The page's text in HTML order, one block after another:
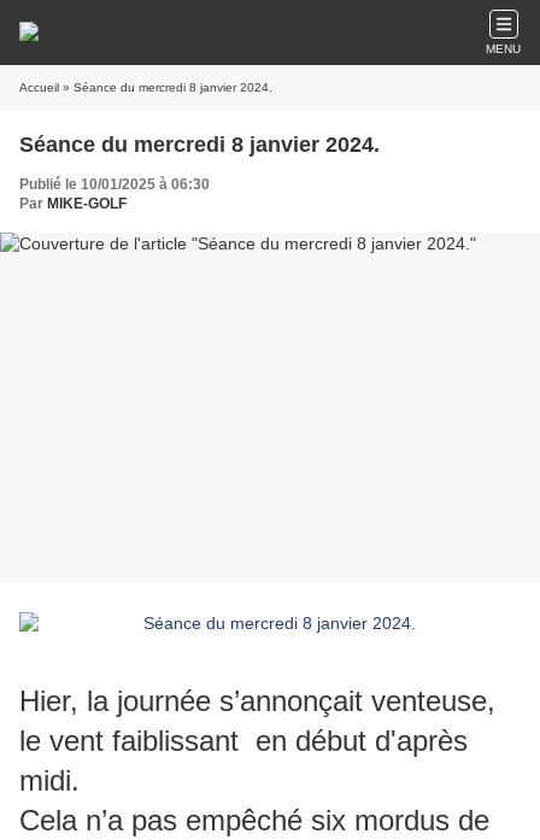
MENU
Accueil » Séance du mercredi 8 janvier 2024.
Séance du mercredi 8 janvier 2024.
Publié le 10/01/2025 à 06:30
Par MIKE-GOLF
Hier, la journée s’annonçait venteuse,
le vent faiblissant en début d'après
midi.
Cela n’a pas empêché six mordus de